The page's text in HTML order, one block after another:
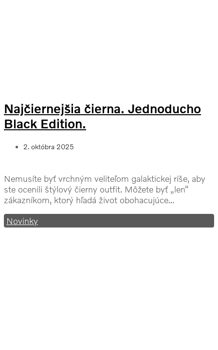
Najčiernejšia čierna. Jednoducho
Black Edition.
2. októbra 2025
Nemusíte byť vrchným veliteľom galaktickej ríše, aby
ste ocenili štýlový čierny outfit. Môžete byť „len“
zákazníkom, ktorý hľadá život obohacujúce...
Novinky